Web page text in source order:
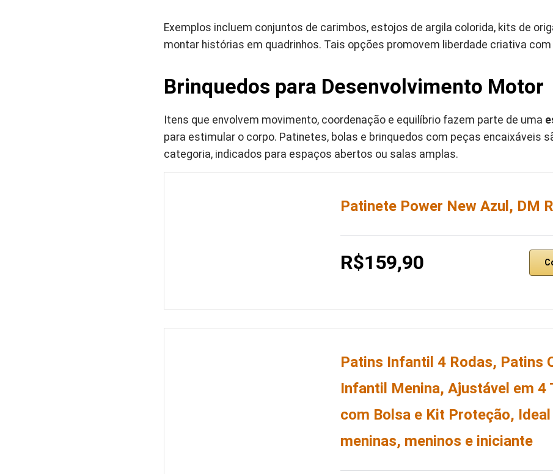
Exemplos incluem conjuntos de carimbos, estojos de argila colorida, kits de
montar histórias em quadrinhos. Tais opções promovem liberdade criativa
Brinquedos para Desenvolvimento Motor
Itens que envolvem movimento, coordenação e equilíbrio fazem parte de uma
para estimular o corpo. Patinetes, bolas e brinquedos com peças encaixáveis
categoria, indicados para espaços abertos ou salas amplas.
Patinete Power New Azul, DM
R$159,90
Patins Infantil 4 Rodas, Patins
Infantil Menina, Ajustável em 4
com Bolsa e Kit Proteção, Ideal
meninas, meninos e iniciante